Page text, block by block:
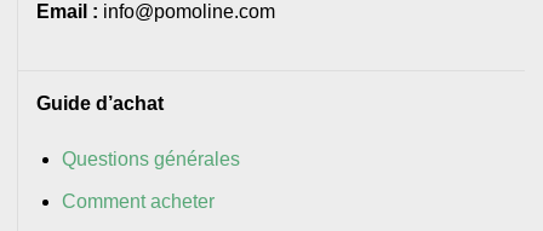
Email : info@pomoline.com
Guide d’achat
Questions générales
Comment acheter